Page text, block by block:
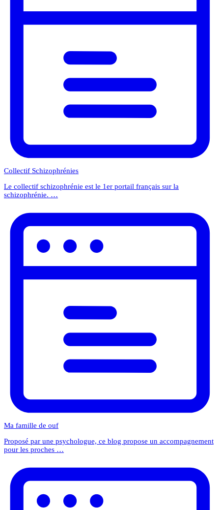
Collectif Schizophrénies
Le collectif schizophrénie est le 1er portail français sur la
schizophrénie. …
Ma famille de ouf
Proposé par une psychologue, ce blog propose un accompagnement
pour les proches …